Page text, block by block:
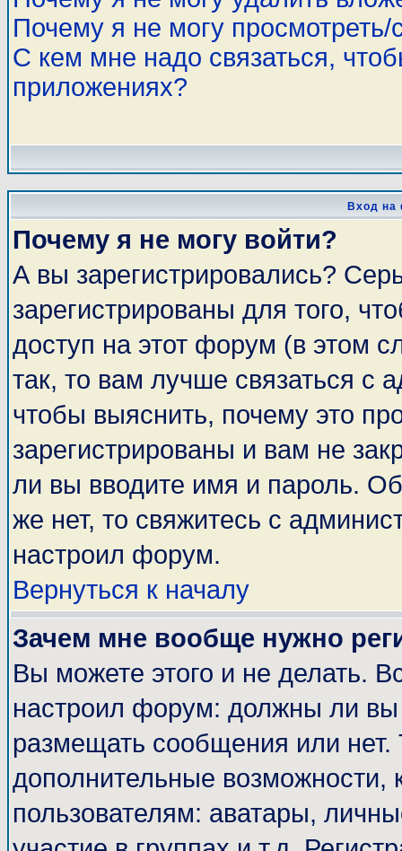
Почему я не могу просмотреть/
С кем мне надо связаться,
приложениях?
Вход на
Почему я не могу войти?
А вы зарегистрировались?
зарегистрированы для того,
доступ на этот форум (в этом
так, то вам лучше связаться с
чтобы выяснить, почему это
зарегистрированы и вам не
ли вы вводите имя и пароль.
же нет, то свяжитесь с
настроил форум.
Вернуться к началу
Зачем мне вообще нужно
Вы можете этого и не делать.
настроил форум: должны ли вы
размещать сообщения или
дополнительные
пользователям: аватары,